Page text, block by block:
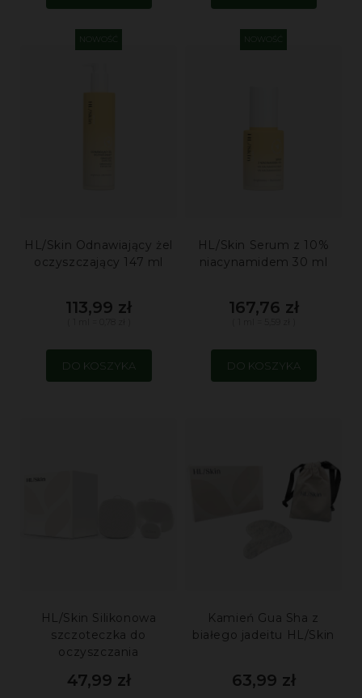
HL/Skin Odnawiający żel
oczyszczający 147 ml
113,99 zł
DO KOSZYKA
NOWOŚĆ
HL/Skin Serum z 10%
niacynamidem 30 ml
167,76 zł
DO KOSZYKA
NOWOŚĆ
HL/Skin Silikonowa
szczoteczka do
oczyszczania
47,99 zł
Kamień Gua Sha z
białego jadeitu HL/Skin
63,99 zł